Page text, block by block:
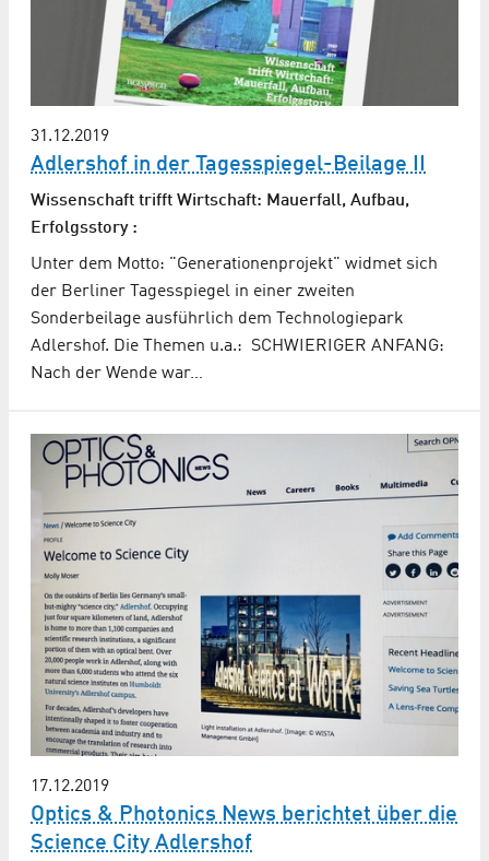
31.12.2019
Adlershof in der Tagesspiegel-Beilage II
Wissenschaft trifft Wirtschaft: Mauerfall, Aufbau,
Erfolgsstory :
Unter dem Motto: "Generationenprojekt" widmet sich
der Berliner Tagesspiegel in einer zweiten
Sonderbeilage ausführlich dem Technologiepark
Adlershof. Die Themen u.a.: SCHWIERIGER ANFANG:
Nach der Wende war…
17.12.2019
Optics & Photonics News berichtet über die
Science City Adlershof